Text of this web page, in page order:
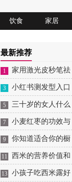
饮食 家居
最新推荐
1 家用激光皮秒笔祛
斑仪靠谱吗
3 小红书测发型入口
5 三十岁的女人什么
发型最适合
7 小麦红枣的功效与
作用有哪些
9 你知道适合你的橱
柜高度吗
11 西米的营养价值和
副作用
13 小孩子吃西米露好